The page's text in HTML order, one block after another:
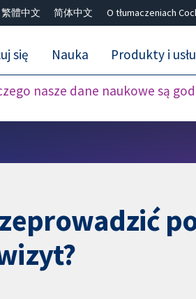
繁體中文 简体中文 O tłumaczeniach
nasze dane naukowe są
się Nauka Produkty i